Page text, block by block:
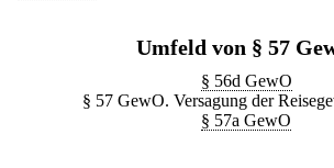
Umfeld von § 57
§ 56d GewO
§ 57 GewO. Versagung der
§ 57a GewO